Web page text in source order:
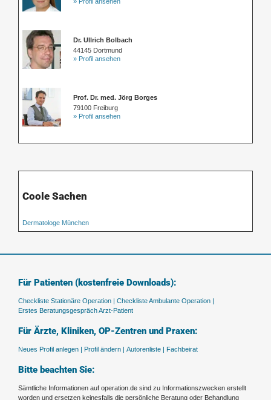
Dr. Ullrich Bolbach
44145 Dortmund
» Profil ansehen
Prof. Dr. med. Jörg Borges
79100 Freiburg
» Profil ansehen
Coole Sachen
Dermatologe München
Für Patienten (kostenfreie Downloads):
Checkliste Stationäre Operation | Checkliste Ambulante Operation |
Erstes Beratungsgespräch Arzt-Patient
Für Ärzte, Kliniken, OP-Zentren und Praxen:
Neues Profil anlegen | Profil ändern | Autorenliste | Fachbeirat
Bitte beachten Sie:
Sämtliche Informationen auf operation.de sind zu Informationszwecken erstellt
worden und ersetzen keinesfalls die persönliche Beratung oder Behandlung